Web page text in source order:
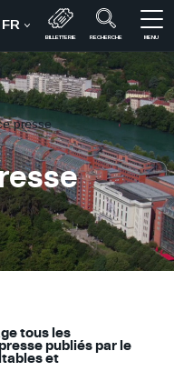
site du
CHOIX DE LA LANGUE :
FR
BILLETTERIE RECHERCHE MENU
presse
tous les
publiés par le
et